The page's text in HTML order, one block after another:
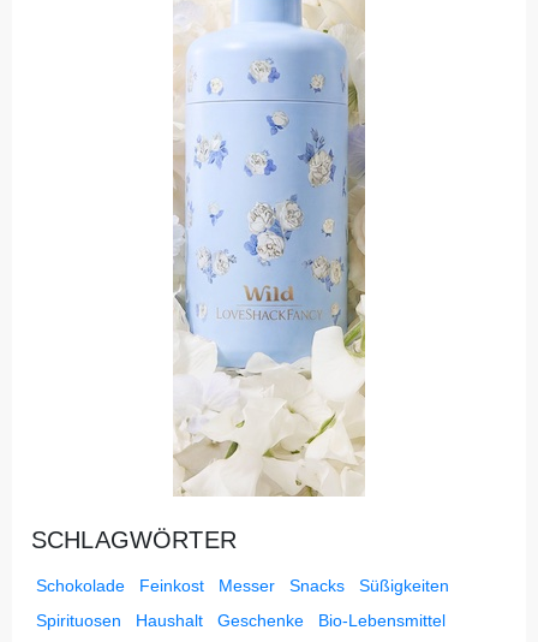
SCHLAGWÖRTER
Schokolade Feinkost Messer Snacks
Süßigkeiten
Spirituosen
Haushalt Geschenke
Bio-Lebensmittel